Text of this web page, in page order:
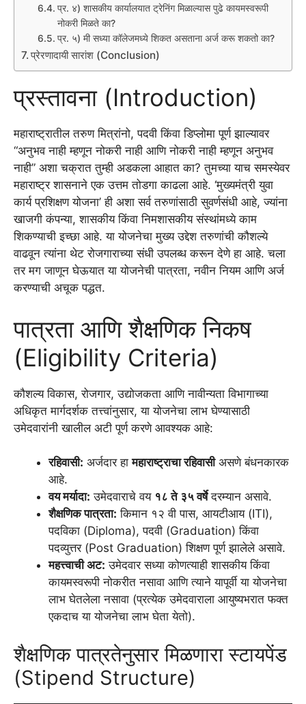
प्र. ४) शासकीय कार्यालयात ट्रेनिंग मिळाल्यास पुढे कायमस्वरूपी
नोकरी मिळते का?
प्र. ५) मी सध्या कॉलेजमध्ये शिकत असताना अर्ज करू शकतो का?
प्रेरणादायी सारांश (Conclusion)
प्रस्तावना (Introduction)
महाराष्ट्रातील तरुण मित्रांनो, पदवी किंवा डिप्लोमा पूर्ण झाल्यावर
“अनुभव नाही म्हणून नोकरी नाही आणि नोकरी नाही म्हणून अनुभव
नाही” अशा चक्रात तुम्ही अडकला आहात का? तुमच्या याच समस्येवर
महाराष्ट्र शासनाने एक उत्तम तोडगा काढला आहे. ‘मुख्यमंत्री युवा
कार्य प्रशिक्षण योजना’ ही अशा सर्व तरुणांसाठी सुवर्णसंधी आहे, ज्यांना
खाजगी कंपन्या, शासकीय किंवा निमशासकीय संस्थांमध्ये काम
शिकण्याची इच्छा आहे. या योजनेचा मुख्य उद्देश तरुणांची कौशल्ये
वाढवून त्यांना थेट रोजगाराच्या संधी उपलब्ध करून देणे हा आहे. चला
तर मग जाणून घेऊयात या योजनेची पात्रता, नवीन नियम आणि अर्ज
करण्याची अचूक पद्धत.
पात्रता आणि शैक्षणिक निकष
(Eligibility Criteria)
कौशल्य विकास, रोजगार, उद्योजकता आणि नावीन्यता विभागाच्या
अधिकृत मार्गदर्शक तत्त्वांनुसार, या योजनेचा लाभ घेण्यासाठी
उमेदवारांनी खालील अटी पूर्ण करणे आवश्यक आहे:
रहिवासी: अर्जदार हामहाराष्ट्राचा रहिवासीअसणे बंधनकारक
आहे.
वय मर्यादा: उमेदवाराचे वय १८ ते ३५ वर्षेदरम्यान असावे.
शैक्षणिक पात्रता: किमान १२ वी पास, आयटीआय (ITI),
पदविका (Diploma), पदवी (Graduation) किंवा
पदव्युत्तर (Post Graduation) शिक्षण पूर्ण झालेले असावे.
महत्त्वाची अट: उमेदवार सध्या कोणत्याही शासकीय किंवा
कायमस्वरूपी नोकरीत नसावा आणि त्याने यापूर्वी या योजनेचा
लाभ घेतलेला नसावा (प्रत्येक उमेदवाराला आयुष्यभरात फक्त
एकदाच या योजनेचा लाभ घेता येतो).
शैक्षणिक पात्रतेनुसार मिळणारा स्टायपेंड
(Stipend Structure)